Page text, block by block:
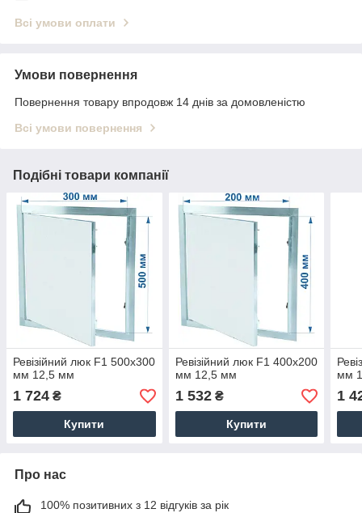
Всі умови оплати
Умови повернення
Повернення товару впродовж 14 днів за домовленістю
Всі умови повернення
Подібні товари компанії
Ревізійний люк F1 500x300
мм 12,5 мм
1 724 ₴
Купити
Ревізійний люк F1 400x200
мм 12,5 мм
1 532₴
Купити
мм
1
Про нас
100% позитивних з 12 відгуків за рік